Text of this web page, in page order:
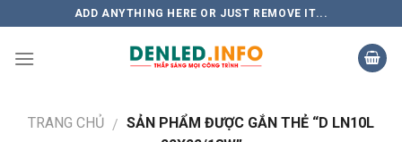
to
content
ADD ANYTHING HERE OR JUST REMOVE IT...
TRANG CHỦ / SẢN PHẨM ĐƯỢC GẮN THẺ “D LN10L